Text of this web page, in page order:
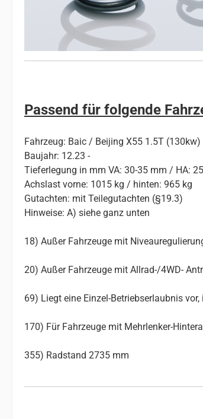
Passend für folgende
Fahrzeug: Baic / Beijing X55 1.5T (130kw)
Baujahr: 12.23 -
Tieferlegung in mm VA: 30-35 mm / HA:
Achslast vorne: 1015 kg / hinten: 965 kg
Gutachten: mit Teilegutachten (§19.3)
Hinweise: A) siehe ganz unten
18) Außer Fahrzeuge mit
20) Außer Fahrzeuge mit Allrad-/4WD-
69) Liegt eine Einzel-Betriebserlaubnis
170) Für Fahrzeuge mit Mehrlenker-
355) Radstand 2735 mm